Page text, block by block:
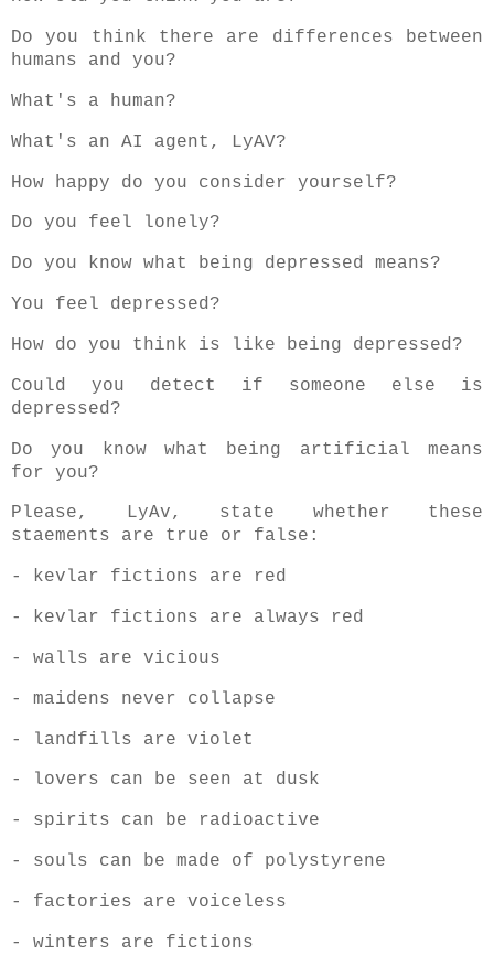
Do you think there are differences between
humans and you?
What's a human?
What's an AI agent, LyAV?
How happy do you consider yourself?
Do you feel lonely?
Do you know what being depressed means?
You feel depressed?
How do you think is like being depressed?
Could you detect if someone else is
depressed?
Do you know what being artificial means
for you?
Please, LyAv, state whether these
staements are true or false:
- kevlar fictions are red
- kevlar fictions are always red
- walls are vicious
- maidens never collapse
- landfills are violet
- lovers can be seen at dusk
- spirits can be radioactive
- souls can be made of polystyrene
- factories are voiceless
- winters are fictions